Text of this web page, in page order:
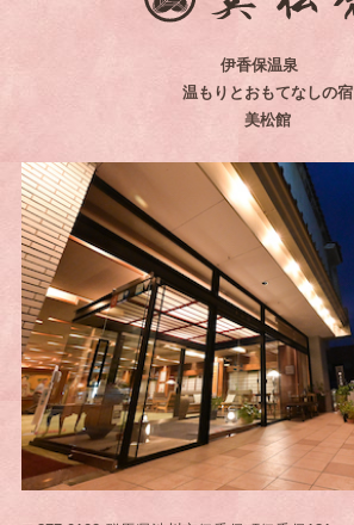
伊香保温泉
温もりとおもてなしの宿
美松館